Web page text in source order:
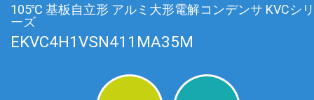
105℃ 基板自立形 アルミ大形電解コンデンサ KVCシリ
ーズ
EKVC4H1VSN411MA35M